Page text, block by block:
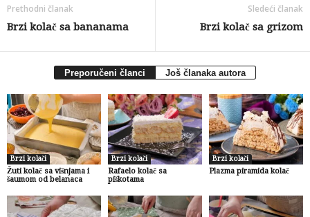
Prethodni članak
Brzi kolač sa bananama
Sledeći članak
Brzi kolač sa grizom
Preporučeni članci Još članaka autora
Brzi kolači
Žuti kolač sa višnjama i
šaumom od belanaca
Brzi kolači
Rafaelo kolač sa
piškotama
Brzi kolači
Plazma piramida kolač